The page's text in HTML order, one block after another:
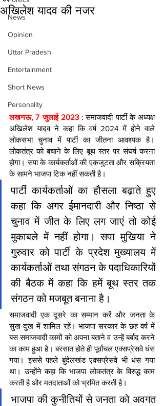
News
Opinion
Uttar Pradesh
Entertainment
Short News
Personality
अखिलेश यादव की नजर
लखनऊ, 7 जुलाई 2023 : समाजवादी पार्टी के अध्यक्ष
अखिलेश यादव ने कहा कि वर्ष 2024 में होने वाले
लोकसभा चुनाव में पार्टी का जीतना आवश्यक है।
लोकतंत्र को बचाने के लिए बूथ स्तर पर संघर्ष करना
होगा। सपा के कार्यकर्ताओं की एकजुटता और सक्रियता
के सामने भाजपा टिक नहीं सकती है।
पार्टी कार्यकर्ताओं का हौसला बढ़ाते हुए
कहा कि अगर ईमानदारी और निष्ठा से
चुनाव में जीत के लिए लग जाएं तो कोई
मुकाबले में नहीं होगा। सपा मुखिया ने
गुरुवार को पार्टी के प्रदेश मुख्यालय में
कार्यकर्ताओं तथा संगठन के पदाधिकारियों
की बैठक में कहा कि हमें बूथ स्तर तक
संगठन को मजबूत बनाना है।
समाजवादी एक दूसरे का सम्मान करें और जनता के
सुख-दुख में शामिल रहें। भाजपा सरकार के छह वर्ष में
बस समाजवादी कामों को अपना बताने व उन्हें बर्बाद करने
का काम हुआ है। बरसात होते ही पूर्वांचल एक्सप्रेसवे धंस
गया। इससे पहले बुंदेलखंड एक्सप्रेसवे भी धंस गया
था। उन्होंने कहा कि भाजपा लोकतंत्र के विरुद्ध काम
करती है और मतदाताओं को भ्रमित करती है।
भाजपा की कुनीतियों से जनता को अवगत